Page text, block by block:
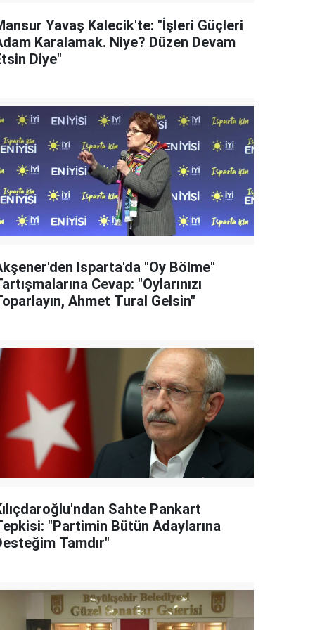
Yavaş Kalecik'te: "İşleri Güçleri
Karalamak. Niye? Düzen Devam
Diye"
Isparta'da "Oy Bölme"
Cevap: "Oylarınızı
Ahmet Tural Gelsin"
Sahte Pankart
"Partimin Bütün Adaylarına
Tamdır"